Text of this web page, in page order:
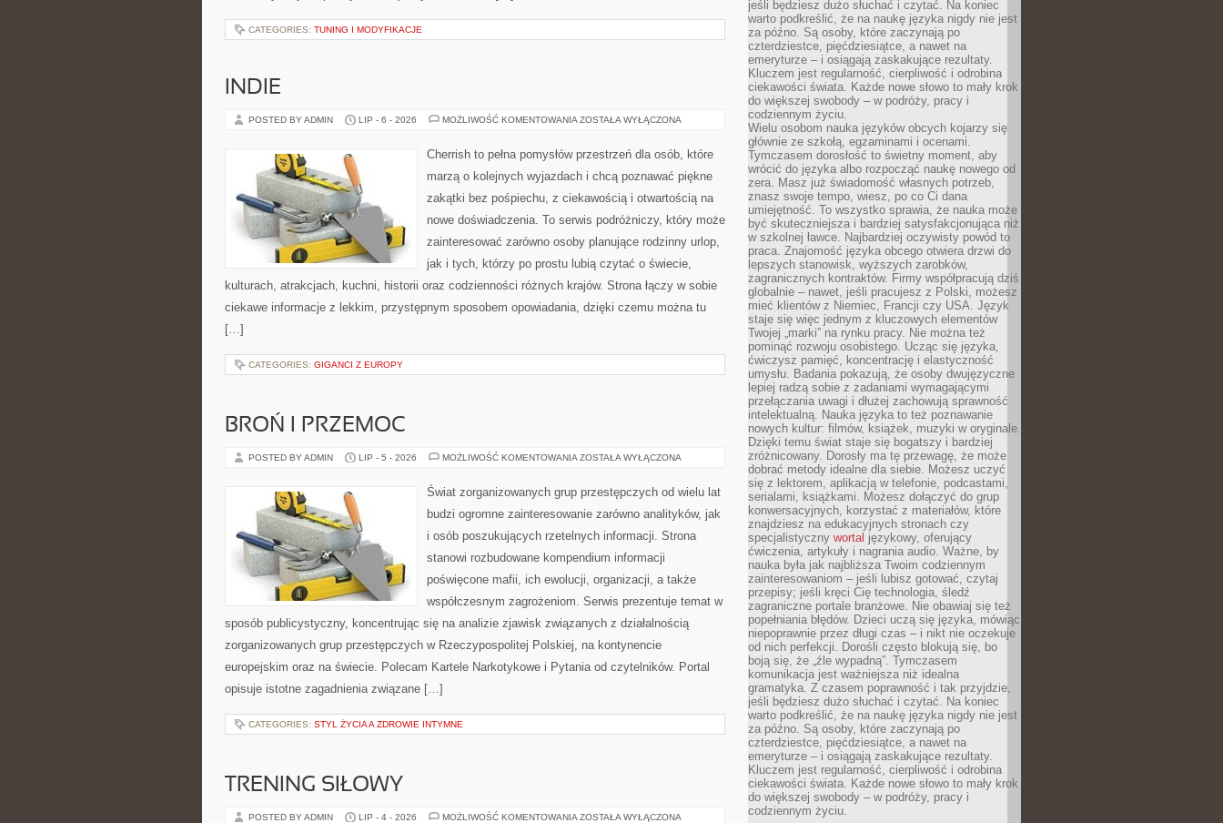
CATEGORIES: TUNING I MODYFIKACJE
INDIE
POSTED BY ADMIN LIP - 6 - 2026 MOŻLIWOŚĆ KOMENTOWANIA INDIE
ZOSTAŁA WYŁĄCZONA
Cherrish to pełna pomysłów przestrzeń dla osób, które
marzą o kolejnych wyjazdach i chcą poznawać piękne
zakątki bez pośpiechu, z ciekawością i otwartością na
nowe doświadczenia. To serwis podróżniczy, który może
zainteresować zarówno osoby planujące rodzinny urlop,
jak i tych, którzy po prostu lubią czytać o świecie,
kulturach, atrakcjach, kuchni, historii oraz codzienności różnych krajów. Strona łączy w sobie
ciekawe informacje z lekkim, przystępnym sposobem opowiadania, dzięki czemu można tu
[…]
CATEGORIES: GIGANCI Z EUROPY
BROŃ I PRZEMOC
POSTED BY ADMIN LIP - 5 - 2026 MOŻLIWOŚĆ KOMENTOWANIA BROŃ
ZOSTAŁA WYŁĄCZONA
Świat zorganizowanych grup przestępczych od wielu lat
budzi ogromne zainteresowanie zarówno analityków, jak
i osób poszukujących rzetelnych informacji. Strona
stanowi rozbudowane kompendium informacji
poświęcone mafii, ich ewolucji, organizacji, a także
współczesnym zagrożeniom. Serwis prezentuje temat w
sposób publicystyczny, koncentrując się na analizie zjawisk związanych z działalnością
zorganizowanych grup przestępczych w Rzeczypospolitej Polskiej, na kontynencie
europejskim oraz na świecie. Polecam Kartele Narkotykowe i Pytania od czytelników. Portal
opisuje istotne zagadnienia związane […]
CATEGORIES: STYL ŻYCIA A ZDROWIE INTYMNE
TRENING SIŁOWY
POSTED BY ADMIN LIP - 4 - 2026 MOŻLIWOŚĆ KOMENTOWANIA TRENING
ZOSTAŁA WYŁĄCZONA
jeśli będziesz dużo słuchać i czytać. Na koniec
warto podkreślić, że na naukę języka nigdy nie jest
za późno. Są osoby, które zaczynają po
czterdziestce, pięćdziesiątce, a nawet na
emeryturze – i osiągają zaskakujące rezultaty.
Kluczem jest regularność, cierpliwość i odrobina
ciekawości świata. Każde nowe słowo to mały krok
do większej swobody – w podróży, pracy i
codziennym życiu.
Wielu osobom nauka języków obcych kojarzy się
głównie ze szkołą, egzaminami i ocenami.
Tymczasem dorosłość to świetny moment, aby
wrócić do języka albo rozpocząć naukę nowego od
zera. Masz już świadomość własnych potrzeb,
znasz swoje tempo, wiesz, po co Ci dana
umiejętność. To wszystko sprawia, że nauka może
być skuteczniejsza i bardziej satysfakcjonująca niż
w szkolnej ławce. Najbardziej oczywisty powód to
praca. Znajomość języka obcego otwiera drzwi do
lepszych stanowisk, wyższych zarobków,
zagranicznych kontraktów. Firmy współpracują dziś
globalnie – nawet, jeśli pracujesz z Polski, możesz
mieć klientów z Niemiec, Francji czy USA. Język
staje się więc jednym z kluczowych elementów
Twojej „marki” na rynku pracy. Nie można też
pominąć rozwoju osobistego. Ucząc się języka,
ćwiczysz pamięć, koncentrację i elastyczność
umysłu. Badania pokazują, że osoby dwujęzyczne
lepiej radzą sobie z zadaniami wymagającymi
przełączania uwagi i dłużej zachowują sprawność
intelektualną. Nauka języka to też poznawanie
nowych kultur: filmów, książek, muzyki w oryginale.
Dzięki temu świat staje się bogatszy i bardziej
zróżnicowany. Dorosły ma tę przewagę, że może
dobrać metody idealne dla siebie. Możesz uczyć
się z lektorem, aplikacją w telefonie, podcastami,
serialami, książkami. Możesz dołączyć do grup
konwersacyjnych, korzystać z materiałów, które
znajdziesz na edukacyjnych stronach czy
specjalistyczny wortal językowy, oferujący
ćwiczenia, artykuły i nagrania audio. Ważne, by
nauka była jak najbliższa Twoim codziennym
zainteresowaniom – jeśli lubisz gotować, czytaj
przepisy; jeśli kręci Cię technologia, śledź
zagraniczne portale branżowe. Nie obawiaj się też
popełniania błędów. Dzieci uczą się języka, mówiąc
niepoprawnie przez długi czas – i nikt nie oczekuje
od nich perfekcji. Dorośli często blokują się, bo
boją się, że „źle wypadną”. Tymczasem
komunikacja jest ważniejsza niż idealna
gramatyka. Z czasem poprawność i tak przyjdzie,
jeśli będziesz dużo słuchać i czytać. Na koniec
warto podkreślić, że na naukę języka nigdy nie jest
za późno. Są osoby, które zaczynają po
czterdziestce, pięćdziesiątce, a nawet na
emeryturze – i osiągają zaskakujące rezultaty.
Kluczem jest regularność, cierpliwość i odrobina
ciekawości świata. Każde nowe słowo to mały krok
do większej swobody – w podróży, pracy i
codziennym życiu.